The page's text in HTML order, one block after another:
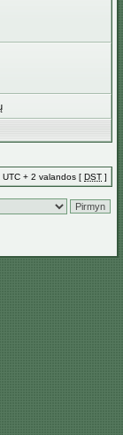
+ 2 valandos [ DST ]